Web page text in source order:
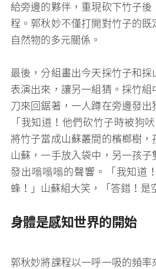
給旁邊的夥伴，重現砍下竹子
程。郭秋妙不僅打開對竹子的
自然物的多元關係。
最後，分組畫出今天採竹子和
表演出來，讓另一組猜。採竹
刀來回鋸著，一人蹲在旁邊發出
「我知道！他們砍竹子時被狗
將竹子當成山蘇叢間的檳榔樹
山蘇，一手放入袋中，另一孩子
發出嗡嗡嗡的聲響。「我知道
蜂！」山蘇組大笑，「答錯！是
身體是感知世界的開始
郭秋妙將課程以一呼一吸的頻